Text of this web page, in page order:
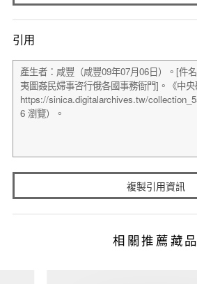
引用
複製引用資訊
相關推薦藏品